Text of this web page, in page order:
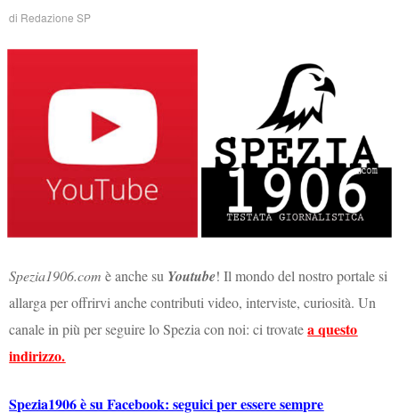
di Redazione SP
Spezia1906.com è anche su Youtube! Il mondo del nostro portale si
allarga per offrirvi anche contributi video, interviste, curiosità. Un
canale in più per seguire lo Spezia con noi: ci trovatea questo
indirizzo.
Spezia1906 è su Facebook: seguici per essere sempre